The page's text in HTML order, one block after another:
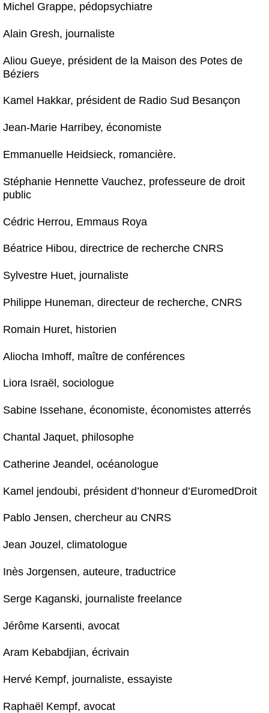
Michel Grappe, pédopsychiatre
Alain Gresh, journaliste
Aliou Gueye, président de la Maison des Potes de
Béziers
Kamel Hakkar, président de Radio Sud Besançon
Jean-Marie Harribey, économiste
Emmanuelle Heidsieck, romancière.
Stéphanie Hennette Vauchez, professeure de droit
public
Cédric Herrou, Emmaus Roya
Béatrice Hibou, directrice de recherche CNRS
Sylvestre Huet, journaliste
Philippe Huneman, directeur de recherche, CNRS
Romain Huret, historien
Aliocha Imhoff, maître de conférences
Liora Israël, sociologue
Sabine Issehane, économiste, économistes atterrés
Chantal Jaquet, philosophe
Catherine Jeandel, océanologue
Kamel jendoubi, président d’honneur d’EuromedDroit
Pablo Jensen, chercheur au CNRS
Jean Jouzel, climatologue
Inès Jorgensen, auteure, traductrice
Serge Kaganski, journaliste freelance
Jérôme Karsenti, avocat
Aram Kebabdjian, écrivain
Hervé Kempf, journaliste, essayiste
Raphaël Kempf, avocat